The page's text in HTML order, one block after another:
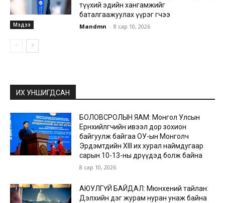
Мэдээ
түүхий эдийн хангамжийг
баталгаажуулах үүрэг өгчээ
Mandmn - 8 сар 10, 2026
ИХ УНШИГДСАН
БОЛОВСРОЛЫН ЯАМ: Монгол Улсын
Ерөнхийлөгчийн ивээл дор зохион
байгуулж байгаа ОУ-ын Монголч
Эрдэмтдийн XIII их хурал наймдугаар
сарын 10-13-ны өдрүүдэд болж байна
8 сар 10, 2026
АЮУЛГҮЙ БАЙДАЛ: Мюнхений тайлан:
Дэлхийн дэг журам нуран унаж байна